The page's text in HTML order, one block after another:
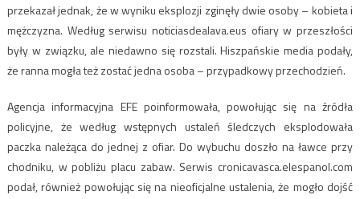
przekazał jednak, że w wyniku eksplozji zginęły dwie osoby – kobieta i
mężczyzna. Według serwisu noticiasdealava.eus ofiary w przeszłości
były w związku, ale niedawno się rozstali. Hiszpańskie media podały,
że ranna mogła też zostać jedna osoba – przypadkowy przechodzień.
Agencja informacyjna EFE poinformowała, powołując się na źródła
policyjne, że według wstępnych ustaleń śledczych eksplodowała
paczka należąca do jednej z ofiar. Do wybuchu doszło na ławce przy
chodniku, w pobliżu placu zabaw. Serwis cronicavasca.elespanol.com
podał, również powołując się na nieoficjalne ustalenia, że mogło dojść